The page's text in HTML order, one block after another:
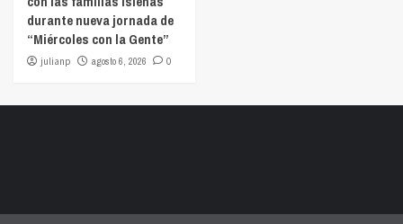
durante nueva jornada de
“Miércoles con la Gente”
julianp agosto 6, 2026 0